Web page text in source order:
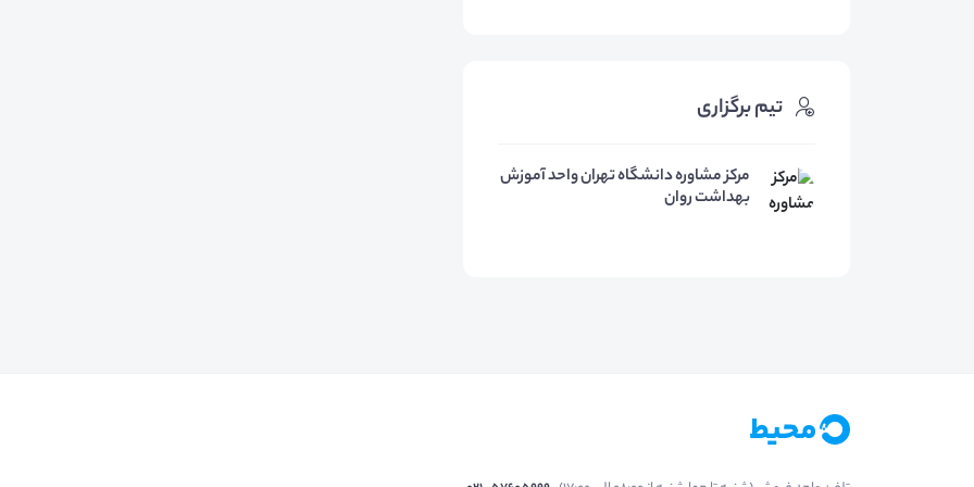
تیم برگزاری
مرکز مشاوره دانشگاه تهران واحد آموزش
بهداشت روان